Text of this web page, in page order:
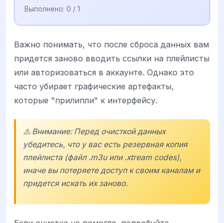
Выполнено: 0 / 1
Важно понимать, что после сброса данных вам
придется заново вводить ссылки на плейлисты
или авторизоваться в аккаунте. Однако это
часто убирает графические артефакты,
которые "прилипли" к интерфейсу.
⚠️ Внимание: Перед очисткой данных
убедитесь, что у вас есть резервная копия
плейлиста (файл .m3u или .xtream codes),
иначе вы потеряете доступ к своим каналам и
придется искать их заново.